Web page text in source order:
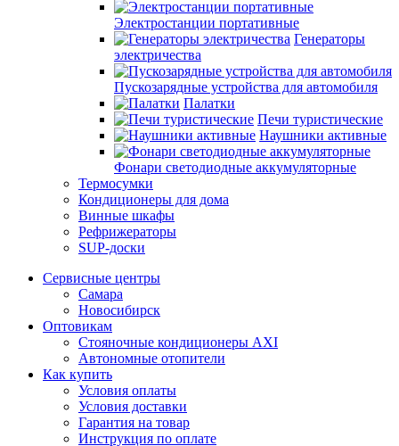
Электростанции портативные
Генераторы
электричества
Пускозарядные устройства для автомобиля
Палатки
Печи туристические
Наушники активные
Фонари светодиодные аккумуляторные
Термосумки
Кондиционеры для дома
Винные шкафы
Рефрижераторы
SUP-доски
Сервисные центры
Самара
Новосибирск
Оптовикам
Стояночные кондиционеры AXI
Автономные отопители
Как купить
Условия оплаты
Условия доставки
Гарантия на товар
Инструкция по оплате